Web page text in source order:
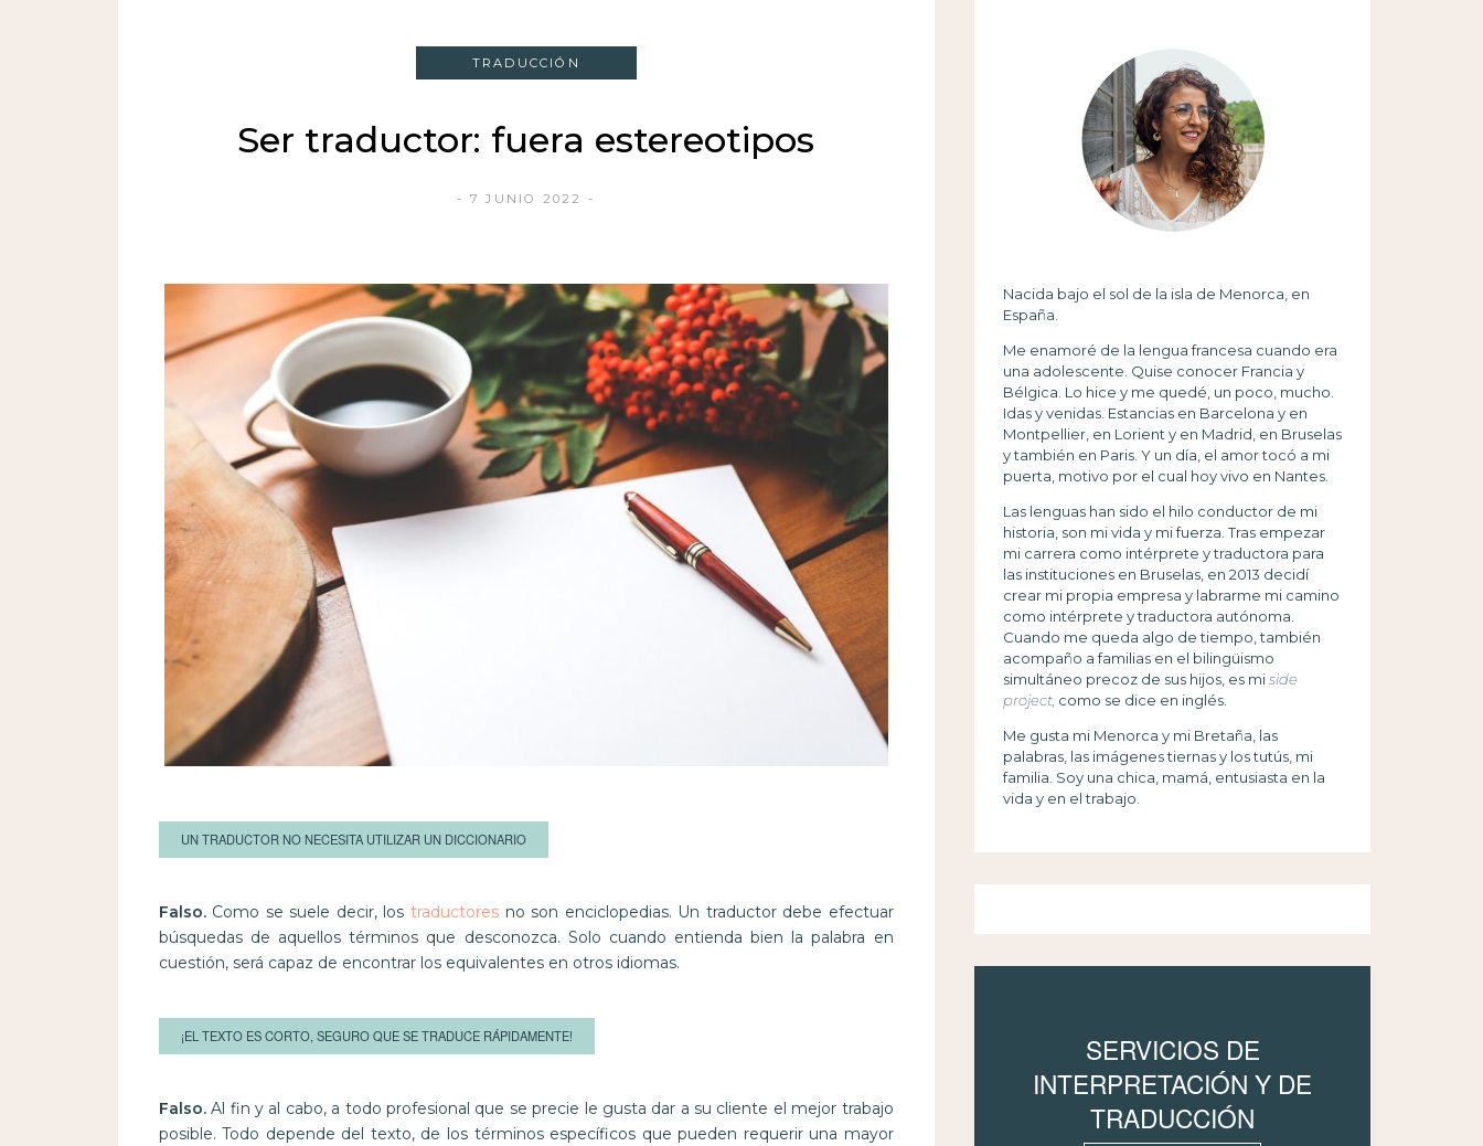
TRADUCCIÓN
Ser traductor: fuera estereotipos
7 JUNIO 2022
UN TRADUCTOR NO NECESITA UTILIZAR UN DICCIONARIO
Falso.Como se suele decir, los traductores no son enciclopedias. Un traductor debe efectuar
búsquedas de aquellos términos que desconozca. Solo cuando entienda bien la palabra en
cuestión, será capaz de encontrar los equivalentes en otros idiomas.
¡EL TEXTO ES CORTO, SEGURO QUE SE TRADUCE RÁPIDAMENTE!
Falso.Al fin y al cabo, a todo profesional que se precie le gusta dar a su cliente el mejor trabajo
posible. Todo depende del texto, de los términos específicos que pueden requerir una mayor
Nacida bajo el sol de la isla de Menorca, en
España.
Me enamoré de la lengua francesa cuando era
una adolescente. Quise conocer Francia y
Bélgica. Lo hice y me quedé, un poco, mucho.
Idas y venidas. Estancias en Barcelona y en
Montpellier, en Lorient y en Madrid, en Bruselas
y también en Paris. Y un día, el amor tocó a mi
puerta, motivo por el cual hoy vivo en Nantes.
Las lenguas han sido el hilo conductor de mi
historia, son mi vida y mi fuerza. Tras empezar
mi carrera como intérprete y traductora para
las instituciones en Bruselas, en 2013 decidí
crear mi propia empresa y labrarme mi camino
como intérprete y traductora autónoma.
Cuando me queda algo de tiempo, también
acompaño a familias en el bilingüismo
simultáneo precoz de sus hijos, es mi side
project, como se dice en inglés.
Me gusta mi Menorca y mi Bretaña, las
palabras, las imágenes tiernas y los tutús, mi
familia. Soy una chica, mamá, entusiasta en la
vida y en el trabajo.
SERVICIOS DE
INTERPRETACIÓN Y DE
TRADUCCIÓN